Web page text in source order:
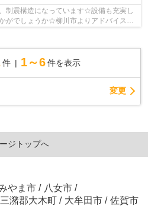
制震構造になっています☆設備も充実し
がでしょうか☆柳川市よりアドバイス不
件 1～6 件を表示
変更
ジトップへ
やま市 / 八女市 /
三潴郡大木町 / 大牟田市 / 佐賀市